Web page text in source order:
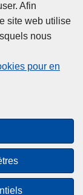
Afin
site web utilise
nous
pour en